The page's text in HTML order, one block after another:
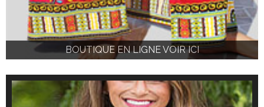
BOUTIQUE EN LIGNE VOIR ICI